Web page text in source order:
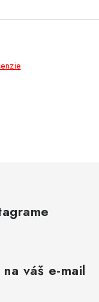
váš e-mail